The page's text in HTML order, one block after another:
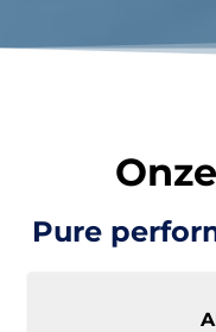
Pure